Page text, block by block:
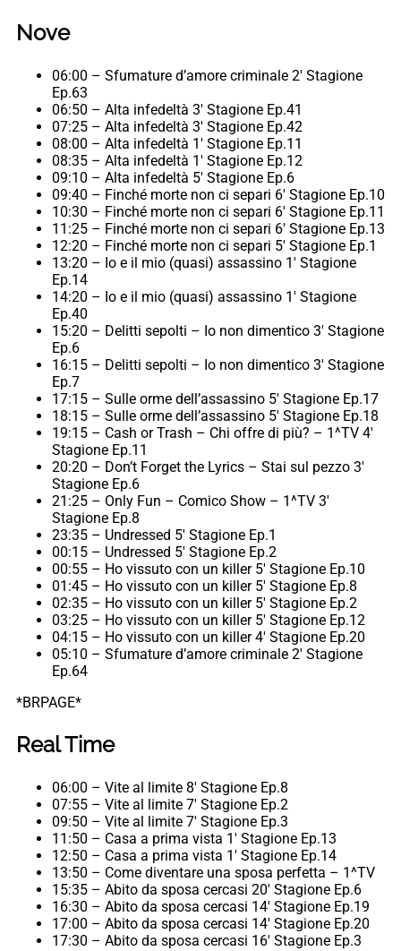
Nove
06:00 – Sfumature d’amore criminale 2′ Stagione
Ep.63
06:50 – Alta infedeltà 3′ Stagione Ep.41
07:25 – Alta infedeltà 3′ Stagione Ep.42
08:00 – Alta infedeltà 1′ Stagione Ep.11
08:35 – Alta infedeltà 1′ Stagione Ep.12
09:10 – Alta infedeltà 5′ Stagione Ep.6
09:40 – Finché morte non ci separi 6′ Stagione Ep.10
10:30 – Finché morte non ci separi 6′ Stagione Ep.11
11:25 – Finché morte non ci separi 6′ Stagione Ep.13
12:20 – Finché morte non ci separi 5′ Stagione Ep.1
13:20 – Io e il mio (quasi) assassino 1′ Stagione
Ep.14
14:20 – Io e il mio (quasi) assassino 1′ Stagione
Ep.40
15:20 – Delitti sepolti – Io non dimentico 3′ Stagione
Ep.6
16:15 – Delitti sepolti – Io non dimentico 3′ Stagione
Ep.7
17:15 – Sulle orme dell’assassino 5′ Stagione Ep.17
18:15 – Sulle orme dell’assassino 5′ Stagione Ep.18
19:15 – Cash or Trash – Chi offre di più? – 1^TV 4′
Stagione Ep.11
20:20 – Don’t Forget the Lyrics – Stai sul pezzo 3′
Stagione Ep.6
21:25 – Only Fun – Comico Show – 1^TV 3′
Stagione Ep.8
23:35 – Undressed 5′ Stagione Ep.1
00:15 – Undressed 5′ Stagione Ep.2
00:55 – Ho vissuto con un killer 5′ Stagione Ep.10
01:45 – Ho vissuto con un killer 5′ Stagione Ep.8
02:35 – Ho vissuto con un killer 5′ Stagione Ep.2
03:25 – Ho vissuto con un killer 5′ Stagione Ep.12
04:15 – Ho vissuto con un killer 4′ Stagione Ep.20
05:10 – Sfumature d’amore criminale 2′ Stagione
Ep.64
*BRPAGE*
Real Time
06:00 – Vite al limite 8′ Stagione Ep.8
07:55 – Vite al limite 7′ Stagione Ep.2
09:50 – Vite al limite 7′ Stagione Ep.3
11:50 – Casa a prima vista 1′ Stagione Ep.13
12:50 – Casa a prima vista 1′ Stagione Ep.14
13:50 – Come diventare una sposa perfetta – 1^TV
15:35 – Abito da sposa cercasi 20′ Stagione Ep.6
16:30 – Abito da sposa cercasi 14′ Stagione Ep.19
17:00 – Abito da sposa cercasi 14′ Stagione Ep.20
17:30 – Abito da sposa cercasi 16′ Stagione Ep.3